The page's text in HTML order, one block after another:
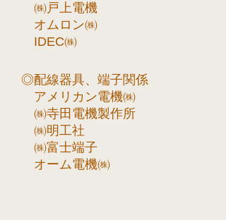
㈱戸上電機
オムロン㈱
IDEC㈱
◎配線器具、端子関係
アメリカン電機㈱
㈱寺田電機製作所
㈱明工社
㈱富士端子
オーム電機㈱